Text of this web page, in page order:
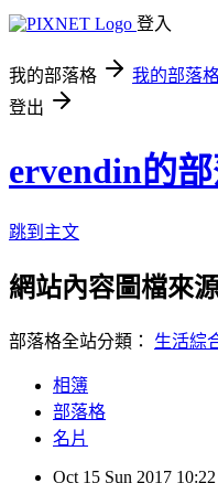
登入
我的部落格 我的部落
登出
ervendin的
跳到主文
網站內容圖檔來
部落格全站分類： 生活綜
相簿
部落格
名片
Oct 15 Sun 2017 10:22